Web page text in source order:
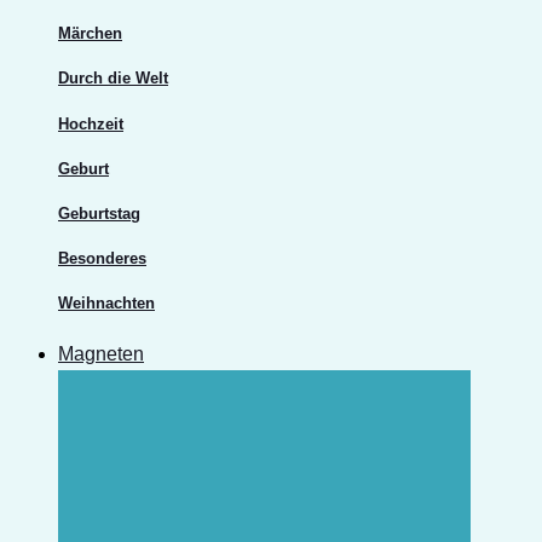
Märchen
Durch die Welt
Hochzeit
Geburt
Geburtstag
Besonderes
Weihnachten
Magneten